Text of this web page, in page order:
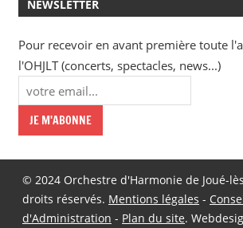
NEWSLETTER
Pour recevoir en avant première toute
l'OHJLT (concerts, spectacles, news...)
© 2024 Orchestre d'Harmonie de Joué-
droits réservés. Mentions légales -
d'Administration - Plan du site.